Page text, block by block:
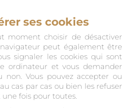
ses cookies
moment choisir de désactiver
peut également être
signaler les cookies qui sont
ordinateur et vous demander
non. Vous pouvez accepter ou
cas par cas ou bien les refuser
fois pour toutes.